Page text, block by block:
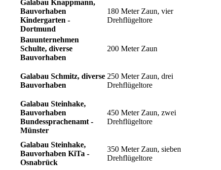
Galabau Knappmann,
Bauvorhaben
Kindergarten -
Dortmund
180 Meter Zaun, vier
Drehflügeltore
Bauunternehmen
Schulte, diverse
Bauvorhaben
200 Meter Zaun
Galabau Schmitz, diverse
Bauvorhaben
250 Meter Zaun, drei
Drehflügeltore
Galabau Steinhake,
Bauvorhaben
Bundessprachenamt -
Münster
450 Meter Zaun, zwei
Drehflügeltore
Galabau Steinhake,
Bauvorhaben KiTa -
Osnabrück
350 Meter Zaun, sieben
Drehflügeltore